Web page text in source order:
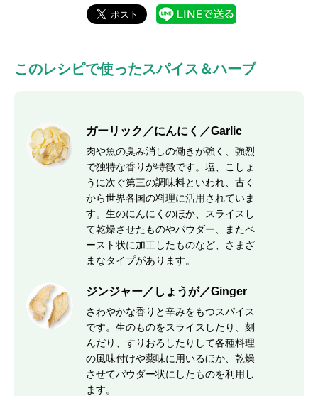
このレシピで使ったスパイス＆ハーブ
ガーリック／にんにく／Garlic
肉や魚の臭み消しの働きが強く、強烈
で独特な香りが特徴です。塩、こしょ
うに次ぐ第三の調味料といわれ、古く
から世界各国の料理に活用されていま
す。生のにんにくのほか、スライスし
て乾燥させたものやパウダー、またペ
ースト状に加工したものなど、さまざ
まなタイプがあります。
ジンジャー／しょうが／Ginger
さわやかな香りと辛みをもつスパイス
です。生のものをスライスしたり、刻
んだり、すりおろしたりして各種料理
の風味付けや薬味に用いるほか、乾燥
させてパウダー状にしたものを利用し
ます。